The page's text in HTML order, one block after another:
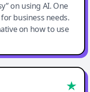
on using AI. One
business needs.
on how to use